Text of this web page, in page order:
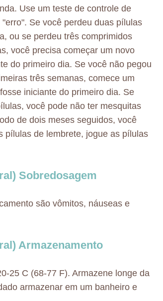
Use um teste de controle de
Se você perdeu duas pílulas
ou se perdeu três comprimidos
você precisa começar um novo
do primeiro dia. Se você não pegou
três semanas, comece um
iniciante do primeiro dia. Se
você pode não ter mesquitas
de dois meses seguidos, você
pílulas de lembrete, jogue as pílulas
Sobredosagem
são vômitos, náuseas e
Armazenamento
25 C (68-77 F). Armazene longe da
armazenar em um banheiro e